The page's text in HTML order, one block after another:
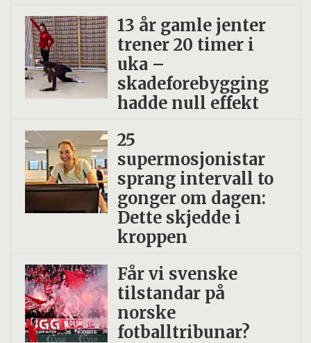
13 år gamle jenter
trener 20 timer i
uka –
skadeforebygging
hadde null effekt
25
supermosjonistar
sprang intervall to
gonger om dagen:
Dette skjedde i
kroppen
Får vi svenske
tilstandar på
norske
fotballtribunar?